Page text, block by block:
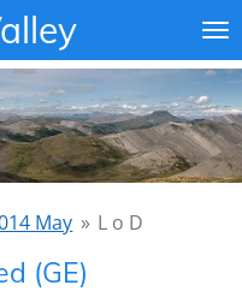
May » L o D
(GE)